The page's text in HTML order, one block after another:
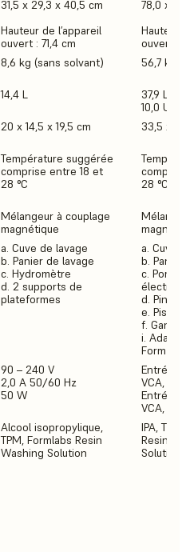
31,5 x 29,3 x 40,5 cm
Hauteur de l’appareil
ouvert : 71,4 cm
78,0 x
Hauteur
ouvert :
8,6 kg (sans solvant) 56,7 kg
14,4 L
37,9 L
10,0 US
20 x 14,5 x 19,5 cm 33,5 x
Température suggérée
comprise entre 18 et
28 °C
28 °C
Mélangeur à couplage
magnétique
a. Cuve de lavage
b. Panier de lavage
c. Hydromètre
d. 2 supports de
plateformes
a. Cuve
b.
c.
d. Pince
e.
f. Gants
i.
Form 3
90 – 240 V
2,0 A 50/60 Hz
50 W
Entrée
VCA, 50
Entrée
VCA, 50
Alcool isopropylique,
TPM, Formlabs Resin
Washing Solution
IPA,
Resin
Solution